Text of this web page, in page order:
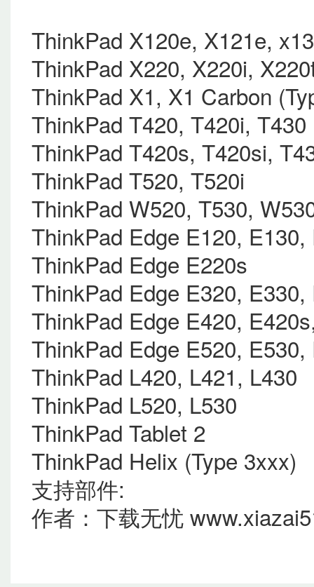
ThinkPad X120e, X121e,
ThinkPad X220, X220i,
ThinkPad X1, X1 Carbon
ThinkPad T420, T420i, T430
ThinkPad T420s, T420si,
ThinkPad T520, T520i
ThinkPad W520, T530,
ThinkPad Edge E120, E130,
ThinkPad Edge E220s
ThinkPad Edge E320, E330,
ThinkPad Edge E420,
ThinkPad Edge E520, E530,
ThinkPad L420, L421, L430
ThinkPad L520, L530
ThinkPad Tablet 2
ThinkPad Helix (Type 3xxx)
支持部件:
作者：下载无忧